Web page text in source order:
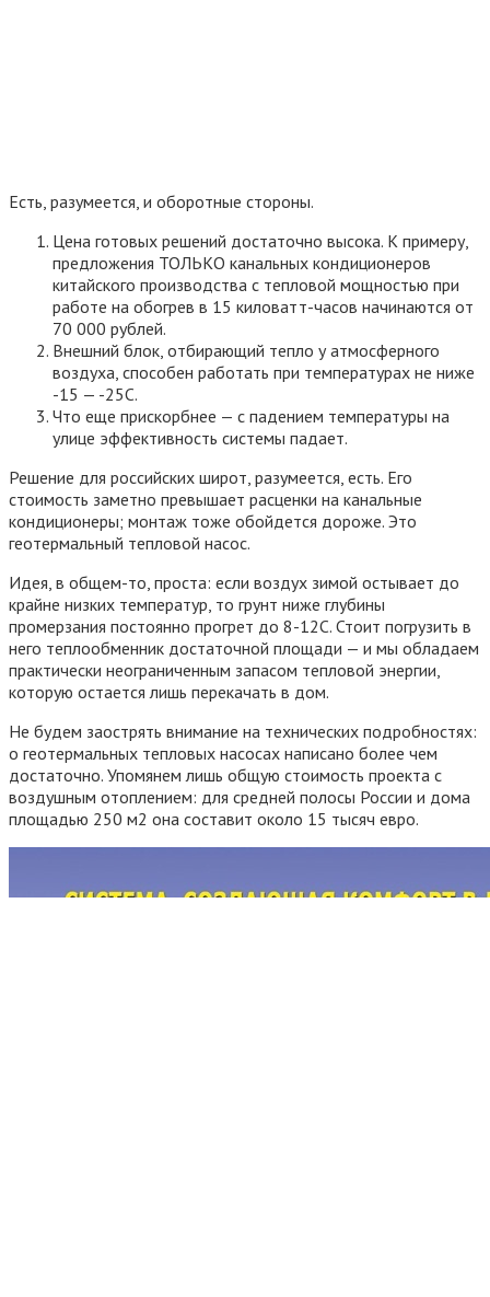
Есть, разумеется, и оборотные стороны.
Цена готовых решений достаточно высока. К примеру,
предложения ТОЛЬКО канальных кондиционеров
китайского производства с тепловой мощностью при
работе на обогрев в 15 киловатт-часов начинаются от
70 000 рублей.
Внешний блок, отбирающий тепло у атмосферного
воздуха, способен работать при температурах не ниже
-15 — -25С.
Что еще прискорбнее — с падением температуры на
улице эффективность системы падает.
Решение для российских широт, разумеется, есть. Его
стоимость заметно превышает расценки на канальные
кондиционеры; монтаж тоже обойдется дороже. Это
геотермальный тепловой насос.
Идея, в общем-то, проста: если воздух зимой остывает до
крайне низких температур, то грунт ниже глубины
промерзания постоянно прогрет до 8-12С. Стоит погрузить в
него теплообменник достаточной площади — и мы обладаем
практически неограниченным запасом тепловой энергии,
которую остается лишь перекачать в дом.
Не будем заострять внимание на технических подробностях:
о геотермальных тепловых насосах написано более чем
достаточно. Упомянем лишь общую стоимость проекта с
воздушным отоплением: для средней полосы России и дома
площадью 250 м2 она составит около 15 тысяч евро.